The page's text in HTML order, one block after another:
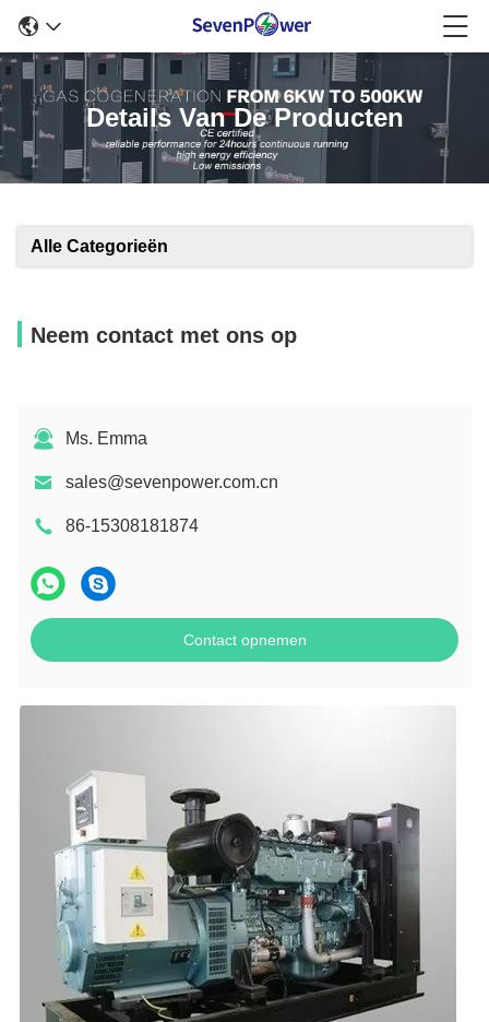
Details Van De Producten
Alle Categorieën
Neem contact met ons op
Ms. Emma
sales@sevenpower.com.cn
86-15308181874
Contact opnemen